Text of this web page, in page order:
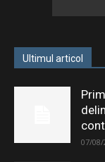
Ultimul articol
07/08/